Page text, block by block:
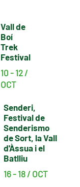
Vall de
Boí
Trek
Festival
10 - 12 /
OCT
Senderi,
Festival de
Senderismo
de Sort, la Vall
d'Àssua i el
Batlliu
16 - 18 / OCT